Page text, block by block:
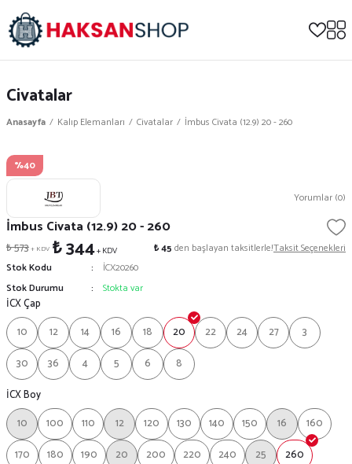
Civatalar
Anasayfa Kalıp Elemanları Civatalar İmbus Civata (12.9) 20 - 260
%40
Yorumlar (0)
İmbus Civata (12.9) 20 - 260
₺ 573+ KDV ₺ 344+ KDV ₺ 45 den başlayan taksitlerle!Taksit Seçenekleri
Stok Kodu
İCX20260
Stok Durumu
Stokta var
İCX Çap
10
12 14 16 18 20 22 24 27
3
30
36 4 5 6
8
İCX Boy
10
100 110 12 120 130 140 150 16
160
170
180 190 20 200 220 240 25
260